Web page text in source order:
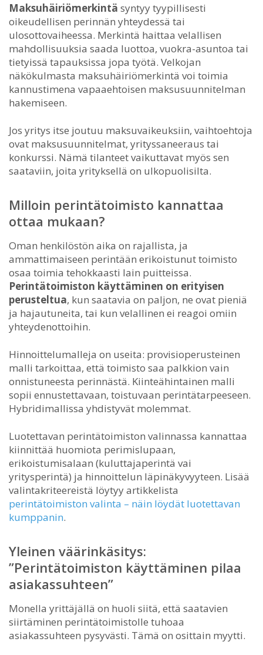
Maksuhäiriömerkintä syntyy tyypillisesti
oikeudellisen perinnän yhteydessä tai
ulosottovaiheessa. Merkintä haittaa velallisen
mahdollisuuksia saada luottoa, vuokra-asuntoa tai
tietyissä tapauksissa jopa työtä. Velkojan
näkökulmasta maksuhäiriömerkintä voi toimia
kannustimena vapaaehtoisen maksusuunnitelman
hakemiseen.
Jos yritys itse joutuu maksuvaikeuksiin, vaihtoehtoja
ovat maksusuunnitelmat, yrityssaneeraus tai
konkurssi. Nämä tilanteet vaikuttavat myös sen
saataviin, joita yrityksellä on ulkopuolisilta.
Milloin perintätoimisto kannattaa
ottaa mukaan?
Oman henkilöstön aika on rajallista, ja
ammattimaiseen perintään erikoistunut toimisto
osaa toimia tehokkaasti lain puitteissa.
Perintätoimiston käyttäminen on erityisen
perusteltua, kun saatavia on paljon, ne ovat pieniä
ja hajautuneita, tai kun velallinen ei reagoi omiin
yhteydenottoihin.
Hinnoittelumalleja on useita: provisioperusteinen
malli tarkoittaa, että toimisto saa palkkion vain
onnistuneesta perinnästä. Kiinteähintainen malli
sopii ennustettavaan, toistuvaan perintätarpeeseen.
Hybridimallissa yhdistyvät molemmat.
Luotettavan perintätoimiston valinnassa kannattaa
kiinnittää huomiota perimislupaan,
erikoistumisalaan (kuluttajaperintä vai
yritysperintä) ja hinnoittelun läpinäkyvyyteen. Lisää
valintakriteereistä löytyy artikkelista
perintätoimiston valinta – näin löydät luotettavan
kumppanin.
Yleinen väärinkäsitys:
”Perintätoimiston käyttäminen pilaa
asiakassuhteen”
Monella yrittäjällä on huoli siitä, että saatavien
siirtäminen perintätoimistolle tuhoaa
asiakassuhteen pysyvästi. Tämä on osittain myytti.